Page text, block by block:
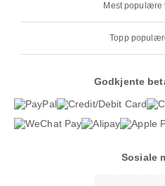
Mest populære
Topp
Godkjente
Sosiale